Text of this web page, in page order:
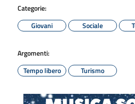
Categorie:
Giovani
Sociale
Argomenti:
Tempo libero
Turismo